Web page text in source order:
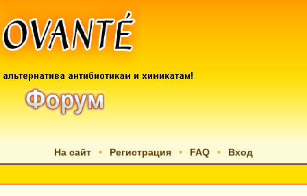
На сайт • Регистрация • FAQ • Вход